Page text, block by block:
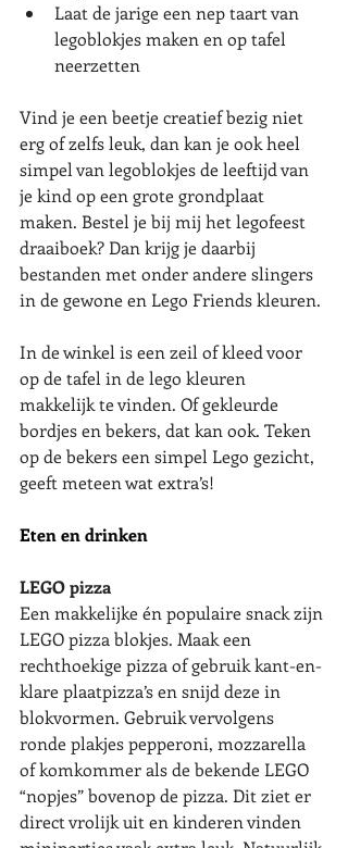
Laat de jarige een nep taart van
legoblokjes maken en op tafel
neerzetten
Vind je een beetje creatief bezig niet
erg of zelfs leuk, dan kan je ook heel
simpel van legoblokjes de leeftijd van
je kind op een grote grondplaat
maken. Bestel je bij mij het legofeest
draaiboek? Dan krijg je daarbij
bestanden met onder andere slingers
in de gewone en Lego Friends kleuren.
In de winkel is een zeil of kleed voor
op de tafel in de lego kleuren
makkelijk te vinden. Of gekleurde
bordjes en bekers, dat kan ook. Teken
op de bekers een simpel Lego gezicht,
geeft meteen wat extra’s!
Eten en drinken
LEGO pizza
Een makkelijke én populaire snack zijn
LEGO pizza blokjes. Maak een
rechthoekige pizza of gebruik kant-en-
klare plaatpizza’s en snijd deze in
blokvormen. Gebruik vervolgens
ronde plakjes pepperoni, mozzarella
of komkommer als de bekende LEGO
“nopjes” bovenop de pizza. Dit ziet er
direct vrolijk uit en kinderen vinden